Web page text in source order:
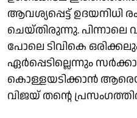
ആവശ്യപ്പെട്ട്
ചെയ്തിരുന്നു.
പോലെ ടിവികെ
ഏർപ്പെടില്ലെന്നും
കൊള്ളയടിക്കാൻ
വിജയ് തൻ്റെ